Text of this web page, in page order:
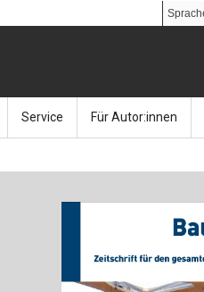
Glasbau
Holzbau
Service Für Autor:innen